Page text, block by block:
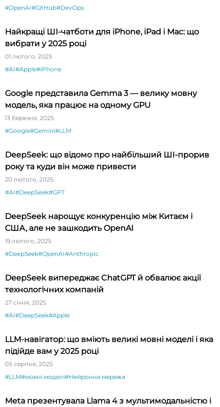
#OpenAI#GitHub#DevOps
Найкращі ШІ-чатботи для iPhone, iPad і Mac: що
вибрати у 2025 році
01 лютого, 2025
#AI#Apple#iPhone
Google представила Gemma 3 — велику мовну
модель, яка працює на одному GPU
13 березня, 2025
#Google#Gemini#LLM
DeepSeek: що відомо про найбільший ШІ-прорив
року та куди він може привести
20 лютого, 2025
#AI#DeepSeek#GPT
DeepSeek нарощує конкуренцію між Китаєм і
США, але не зашкодить OpenAI
19 лютого, 2025
#DeepSeek#OpenAI#Anthropic
DeepSeek випереджає ChatGPT й обвалює акції
технологічних компаній
27 січня, 2025
#AI#DeepSeek#Apple
LLM-навігатор: що вміють великі мовні моделі і яка
підійде вам у 2025 році
05 серпня, 2025
#LLM#мовні моделі#Нейронна мережа
Meta презентувала Llama 4 з мультимодальністю і